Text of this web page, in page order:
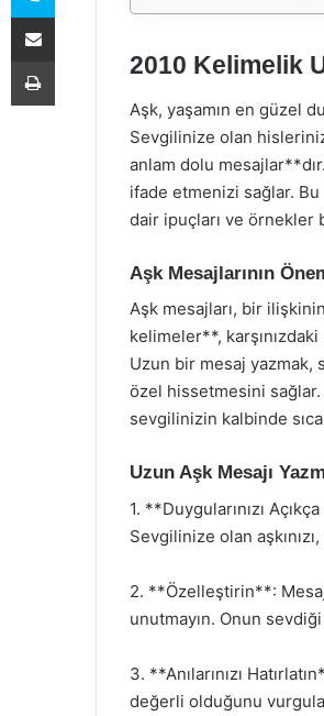
2010 Kelimelik
Aşk, yaşamın en güzel
Sevgilinize olan
anlam dolu
ifade etmenizi sağlar. Bu
dair ipuçları ve örnekler
Aşk Mesajlarının
Aşk mesajları, bir
kelimeler**,
Uzun bir mesaj yazmak,
özel hissetmesini
sevgilinizin kalbinde
Uzun Aşk Mesajı
1. **Duygularınızı
Sevgilinize olan
2. **Özelleştirin**:
unutmayın. Onun
3. **Anılarınızı
değerli olduğunu
E-Posta ile paylaş